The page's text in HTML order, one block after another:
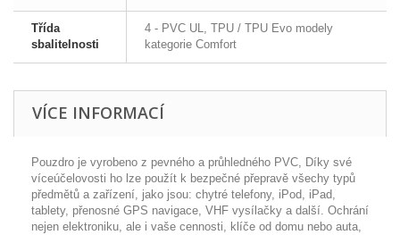
Třída
sbalitelnosti
4 - PVC UL, TPU / TPU Evo modely
kategorie Comfort
VÍCE INFORMACÍ
Pouzdro je vyrobeno z pevného a průhledného PVC, Díky své
víceúčelovosti ho lze použít k bezpečné přepravě všechy typů
předmětů a zařízení, jako jsou: chytré telefony, iPod, iPad,
tablety, přenosné GPS navigace, VHF vysílačky a další. Ochrání
nejen elektroniku, ale i vaše cennosti, klíče od domu nebo auta,